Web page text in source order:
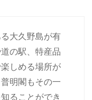
大久野島が有
の駅、特産品
しめる場所が
明閣もその一
ることができ